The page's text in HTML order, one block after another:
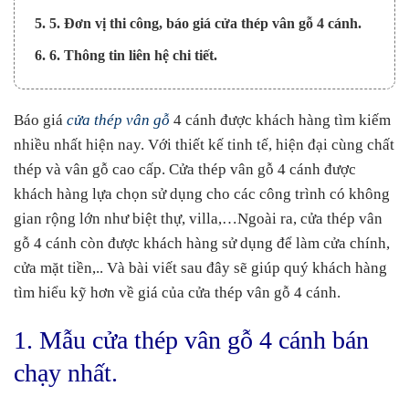
5. 5. Đơn vị thi công, báo giá cửa thép vân gỗ 4 cánh.
6. 6. Thông tin liên hệ chi tiết.
Báo giá cửa thép vân gỗ 4 cánh được khách hàng tìm kiếm
nhiều nhất hiện nay. Với thiết kế tinh tế, hiện đại cùng chất
thép và vân gỗ cao cấp. Cửa thép vân gỗ 4 cánh được
khách hàng lựa chọn sử dụng cho các công trình có không
gian rộng lớn như biệt thự, villa,…Ngoài ra, cửa thép vân
gỗ 4 cánh còn được khách hàng sử dụng để làm cửa chính,
cửa mặt tiền,.. Và bài viết sau đây sẽ giúp quý khách hàng
tìm hiểu kỹ hơn về giá của cửa thép vân gỗ 4 cánh.
1. Mẫu cửa thép vân gỗ 4 cánh bán
chạy nhất.